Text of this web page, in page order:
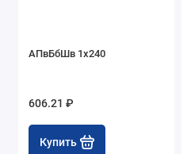
АПвБбШв 1х240
606.21 ₽
Купить